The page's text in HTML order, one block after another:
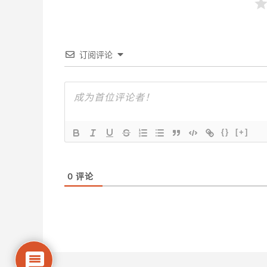
订阅评论
{} [+]
0 评论